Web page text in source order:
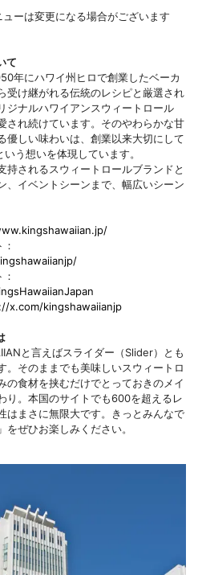
ーは変更になる場合がございます
て
年にハワイ州ヒロで創業したベーカ
受け継がれる伝統のレシピと厳選され
ジナルハワイアンスウィートロール
され続けています。そのやわらかな甘
優しい味わいは、創業以来大切にして
う想いを体現しています。
されるスウィートロールブランドと
、イベントシーンまで、幅広いシーン
x.com/kingshawaiianjp
と言えばスライダー（Slider）とも
。そのままでも美味しいスウィートロ
の食材を挟むだけでとっておきのメイ
り。本国のサイトでも600を超えるレ
はまさに無限大です。きっとみんなで
ぜひお楽しみください。